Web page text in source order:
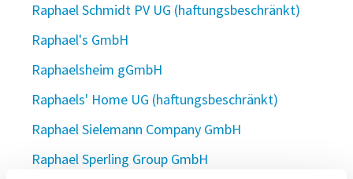
Raphael Schmidt PV UG (haftungsbeschränkt)
Raphael's GmbH
Raphaelsheim gGmbH
Raphaels' Home UG (haftungsbeschränkt)
Raphael Sielemann Company GmbH
Raphael Sperling Group GmbH